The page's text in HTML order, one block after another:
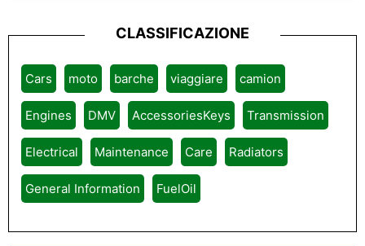
CLASSIFICAZIONE
Cars moto barche viaggiare camion
Engines DMV AccessoriesKeys Transmission
Electrical Maintenance Care Radiators
General Information FuelOil